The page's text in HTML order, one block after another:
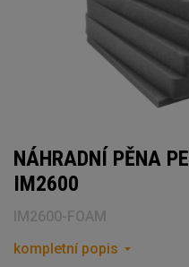
NÁHRADNÍ PĚNA
IM2600
IM2600-FOAM
kompletní popis